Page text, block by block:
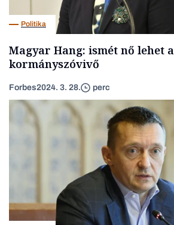
Politika
Magyar Hang: ismét nő lehet a
kormányszóvivő
Forbes2024. 3. 28. perc